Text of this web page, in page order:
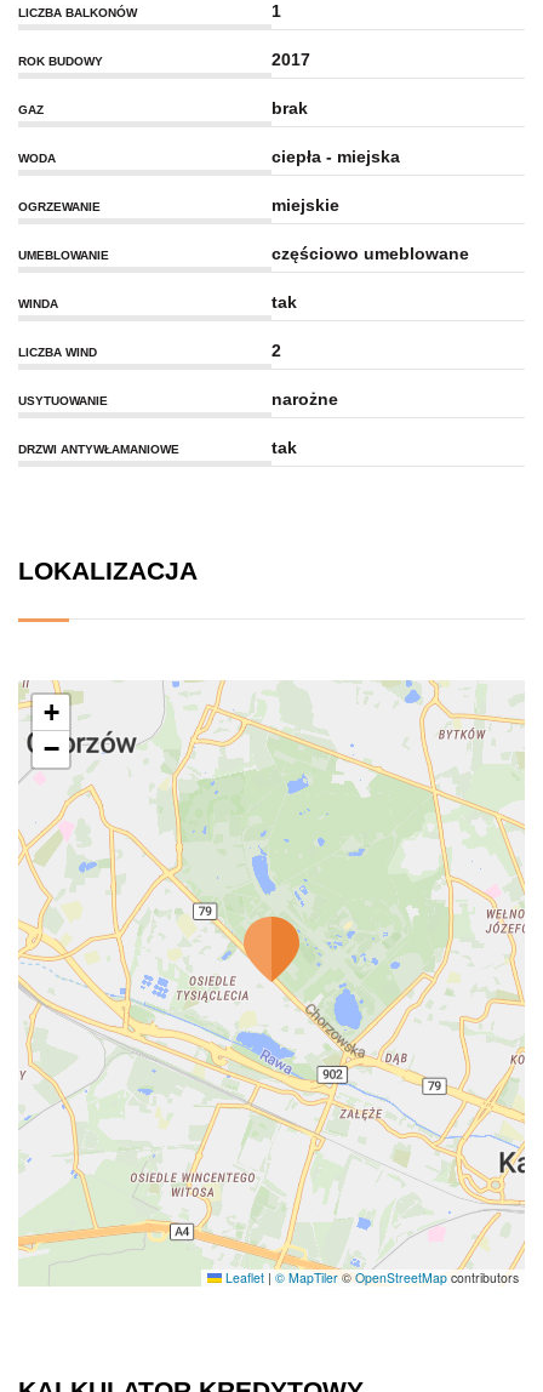
LICZBA BALKONÓW 1
ROK BUDOWY 2017
GAZ brak
WODA ciepła - miejska
OGRZEWANIE miejskie
UMEBLOWANIE częściowo umeblowane
WINDA tak
LICZBA WIND 2
USYTUOWANIE narożne
DRZWI ANTYWŁAMANIOWE tak
LOKALIZACJA
+
−
Leaflet | © MapTiler © OpenStreetMap contributors